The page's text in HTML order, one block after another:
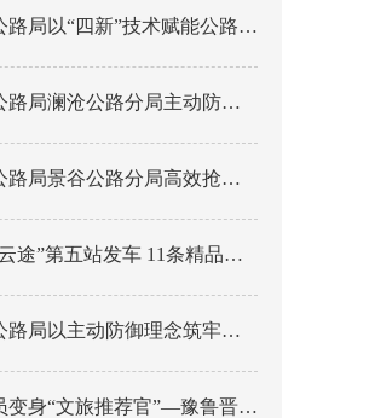
局以“四新”技术赋能公路养护
路分局主动防御成功处置214国道山体崩塌险情
谷公路分局高效抢通紧急送医村路
五站发车 11条精品线路串起全域风光
以主动防御理念筑牢汛期安全防线
官”—豫鲁晋四地市交旅融合让游客一下高速就“入戏”